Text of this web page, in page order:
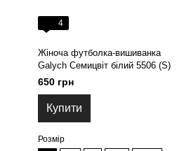
4
Жіноча футболка-вишиванка
Galych Семицвіт білий 5506 (S)
650 грн
Купити
Розмір